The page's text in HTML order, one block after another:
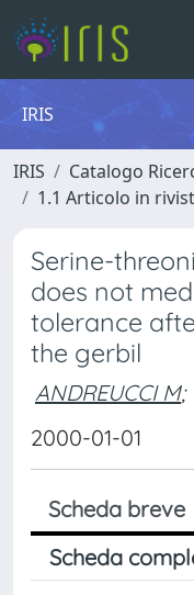
IRIS
IRIS Catalogo
1.1 Articolo in
Serine-
does not
tolerance
the gerbil
ANDREUCCI M;
2000-01-01
Scheda breve
Scheda